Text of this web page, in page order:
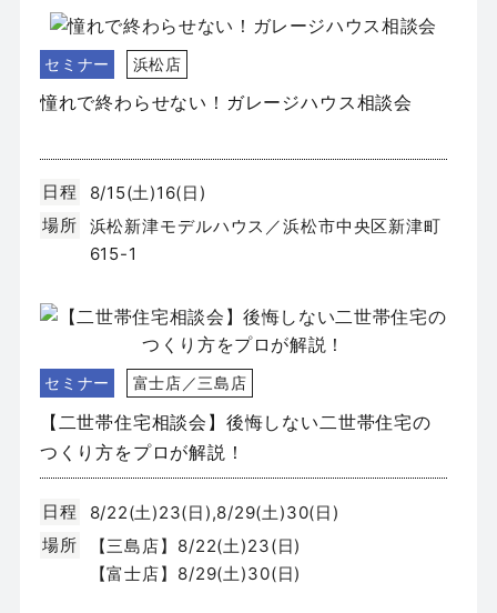
セミナー 浜松店
憧れで終わらせない！ガレージハウス相談会
日程
8/15(土)16(日)
場所
浜松新津モデルハウス／浜松市中央区新津町
615-1
セミナー 富士店／三島店
【二世帯住宅相談会】後悔しない二世帯住宅の
つくり方をプロが解説！
日程
8/22(土)23(日),8/29(土)30(日)
場所
【三島店】8/22(土)23(日)
【富士店】8/29(土)30(日)